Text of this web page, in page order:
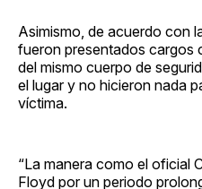
Asimismo, de acuerdo con
fueron presentados cargos
del mismo cuerpo de
el lugar y no hicieron nada
víctima.
“La manera como el oficial
Floyd por un periodo